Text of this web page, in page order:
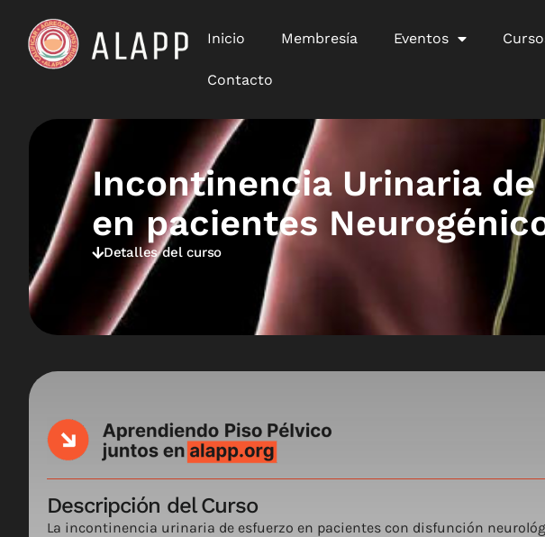
Inicio Membresía Eventos
Contacto
Incontinencia Urinaria de
en pacientes
Detalles del curso
Descripción del Curso
La incontinencia urinaria de esfuerzo en pacientes con disfunción